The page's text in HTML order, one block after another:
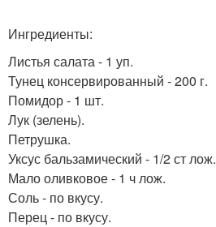
Ингредиенты:
Листья салата - 1 уп.
Тунец консервированный - 200 г.
Помидор - 1 шт.
Лук (зелень).
Петрушка.
Уксус бальзамический - 1/2 ст лож.
Мало оливковое - 1 ч лож.
Соль - по вкусу.
Перец - по вкусу.